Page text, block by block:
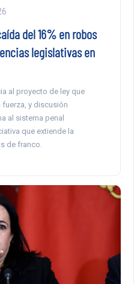
del 16% en robos
legislativas en
al proyecto de ley que
fuerza, y discusión
al sistema penal
que extiende la
de franco.